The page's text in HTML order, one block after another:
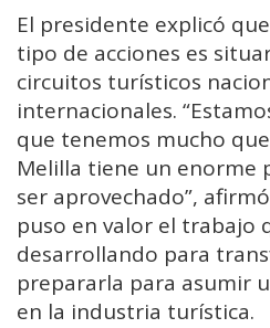
El presidente explicó
tipo de acciones es
circuitos turísticos
internacionales.
que tenemos mucho
Melilla tiene un enorme
ser aprovechado”,
puso en valor el trabajo
desarrollando para
prepararla para asumir
en la industria turística.